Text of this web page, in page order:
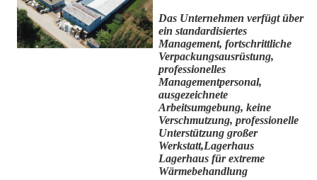
Das Unternehmen verfügt über
ein standardisiertes
Management, fortschrittliche
Verpackungsausrüstung,
professionelles
Managementpersonal,
ausgezeichnete
Arbeitsumgebung, keine
Verschmutzung, professionelle
Unterstützung großer
Werkstatt,Lagerhaus
Lagerhaus für extreme
Wärmebehandlung